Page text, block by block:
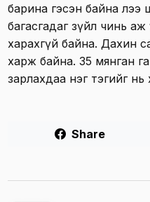
барина гэсэн байна
багасгадаг зүйл чинь
харахгүй байна. Дахин
харж байна. 35 мянган
зарлахдаа нэг тэгийг
Share